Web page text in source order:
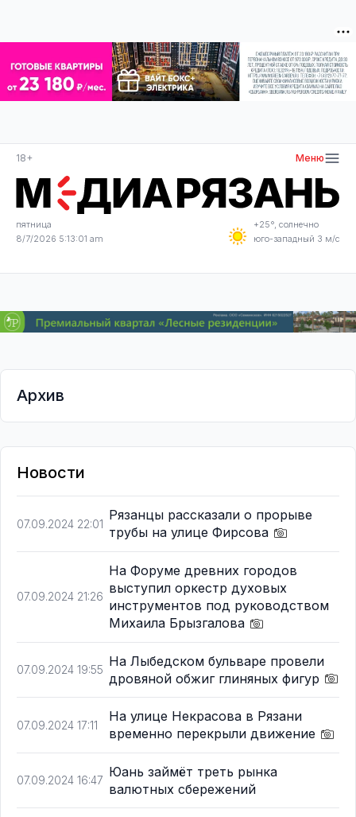
18+ Меню
пятница
8/7/2026 5:13:02 am
+25°, солнечно
юго-западный 3 м/с
Архив
Новости
07.09.2024 22:01
Рязанцы рассказали о прорыве
трубы на улице Фирсова
07.09.2024 21:26
На Форуме древних городов
выступил оркестр духовых
инструментов под руководством
Михаила Брызгалова
07.09.2024 19:55
На Лыбедском бульваре провели
дровяной обжиг глиняных фигур
07.09.2024 17:11
На улице Некрасова в Рязани
временно перекрыли движение
07.09.2024 16:47
Юань займёт треть рынка
валютных сбережений